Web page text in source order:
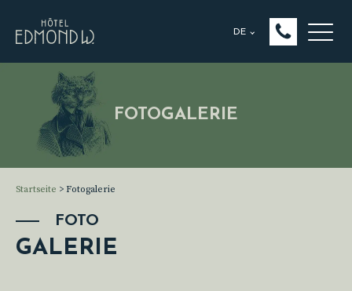
DE
FOTOGALERIE
Startseite > Fotogalerie
FOTO
GALERIE